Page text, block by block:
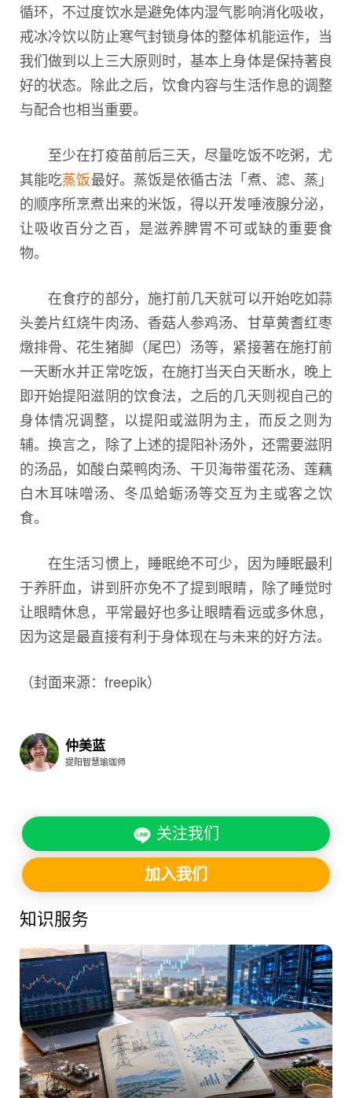
循环，不过度饮水是避免体内湿气影响消化吸收，
戒冰冷饮以防止寒气封锁身体的整体机能运作，当
我们做到以上三大原则时，基本上身体是保持著良
好的状态。除此之后，饮食内容与生活作息的调整
与配合也相当重要。
至少在打疫苗前后三天，尽量吃饭不吃粥，尤
其能吃蒸饭最好。蒸饭是依循古法「煮、滤、蒸」
的顺序所烹煮出来的米饭，得以开发唾液腺分泌，
让吸收百分之百，是滋养脾胃不可或缺的重要食
物。
在食疗的部分，施打前几天就可以开始吃如蒜
头姜片红烧牛肉汤、香菇人参鸡汤、甘草黄耆红枣
燉排骨、花生猪脚（尾巴）汤等，紧接著在施打前
一天断水并正常吃饭，在施打当天白天断水，晚上
即开始提阳滋阴的饮食法，之后的几天则视自己的
身体情况调整，以提阳或滋阴为主，而反之则为
辅。换言之，除了上述的提阳补汤外，还需要滋阴
的汤品，如酸白菜鸭肉汤、干贝海带蛋花汤、莲藕
白木耳味噌汤、冬瓜蛤蛎汤等交互为主或客之饮
食。
在生活习惯上，睡眠绝不可少，因为睡眠最利
于养肝血，讲到肝亦免不了提到眼睛，除了睡觉时
让眼睛休息，平常最好也多让眼睛看远或多休息，
因为这是最直接有利于身体现在与未来的好方法。
（封面来源：freepik）
仲美蓝
提阳智慧瑜珈师
关注我们
加入我们
知识服务